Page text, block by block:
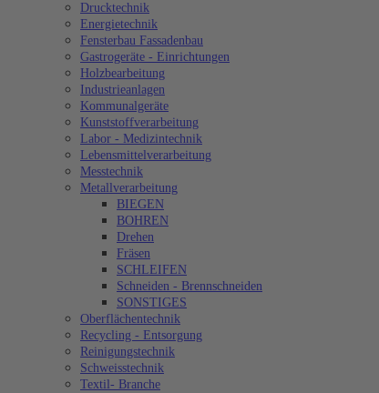
Drucktechnik
Energietechnik
Fensterbau Fassadenbau
Gastrogeräte - Einrichtungen
Holzbearbeitung
Industrieanlagen
Kommunalgeräte
Kunststoffverarbeitung
Labor - Medizintechnik
Lebensmittelverarbeitung
Messtechnik
Metallverarbeitung
BIEGEN
BOHREN
Drehen
Fräsen
SCHLEIFEN
Schneiden - Brennschneiden
SONSTIGES
Oberflächentechnik
Recycling - Entsorgung
Reinigungstechnik
Schweisstechnik
Textil- Branche